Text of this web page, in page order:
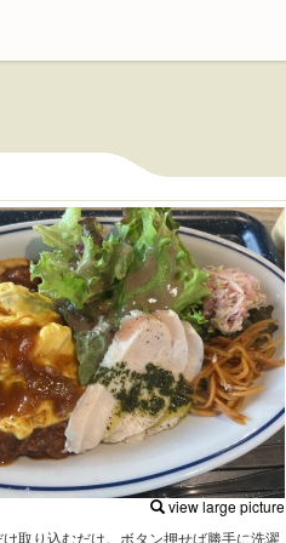
view large picture
取り込むだけ。ボタン押せば勝手に洗濯